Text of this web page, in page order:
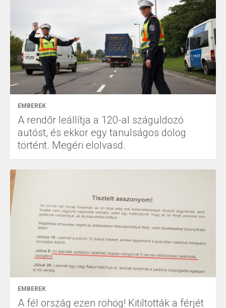
EMBEREK
A rendőr leállítja a 120-al száguldozó
autóst, és ekkor egy tanulságos dolog
történt. Megéri elolvasd.
EMBEREK
A fél ország ezen röhög! Kitiltották a férjét